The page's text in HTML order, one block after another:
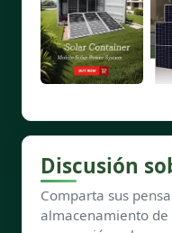
Discusión
Comparta sus
almacenamiento